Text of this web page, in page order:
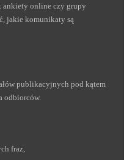
ankiety online czy grupy
jakie komunikaty są
publikacyjnych pod kątem
odbiorców.
fraz,